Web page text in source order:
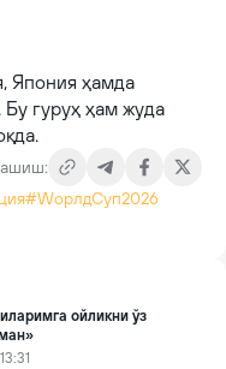
Япония ҳамда
гуруҳ ҳам жуда
#WорлдCуп2026
ойликни ўз